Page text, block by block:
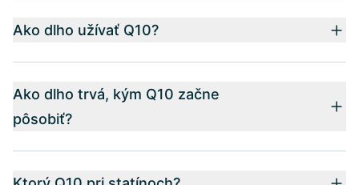
Ako dlho užívať Q10?
Ako dlho trvá, kým Q10 začne
pôsobiť?